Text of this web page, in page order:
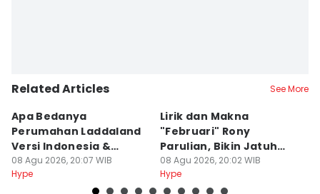
Related Articles See More
Apa Bedanya
Perumahan Laddaland
Versi Indonesia &
Thailand?
08 Agu 2026, 20:07 WIB
Hype
Lirik dan Makna
"Februari" Rony
Parulian, Bikin Jatuh
Cinta?
08 Agu 2026, 20:02 WIB
Hype